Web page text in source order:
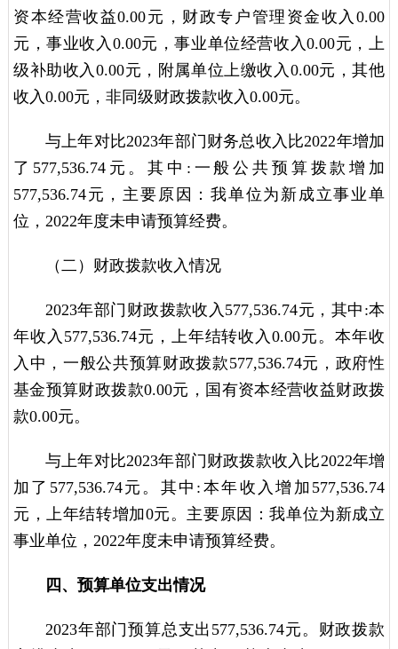
资本经营收益0.00元，财政专户管理资金收入0.00
元，事业收入0.00元，事业单位经营收入0.00元，上
级补助收入0.00元，附属单位上缴收入0.00元，其他
收入0.00元，非同级财政拨款收入0.00元。
与上年对比2023年部门财务总收入比2022年增加
了577,536.74元。其中:一般公共预算拨款增加
577,536.74元，主要原因：我单位为新成立事业单
位，2022年度未申请预算经费。
（二）财政拨款收入情况
2023年部门财政拨款收入577,536.74元，其中:本
年收入577,536.74元，上年结转收入0.00元。本年收
入中，一般公共预算财政拨款577,536.74元，政府性
基金预算财政拨款0.00元，国有资本经营收益财政拨
款0.00元。
与上年对比2023年部门财政拨款收入比2022年增
加了577,536.74元。其中:本年收入增加577,536.74
元，上年结转增加0元。主要原因：我单位为新成立
事业单位，2022年度未申请预算经费。
四、预算单位支出情况
2023年部门预算总支出577,536.74元。财政拨款